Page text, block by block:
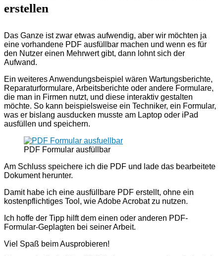
erstellen
Das Ganze ist zwar etwas aufwendig, aber wir möchten ja
eine vorhandene PDF ausfüllbar machen und wenn es für
den Nutzer einen Mehrwert gibt, dann lohnt sich der
Aufwand.
Ein weiteres Anwendungsbeispiel wären Wartungsberichte,
Reparaturformulare, Arbeitsberichte oder andere Formulare,
die man in Firmen nutzt, und diese interaktiv gestalten
möchte. So kann beispielsweise ein Techniker, ein Formular,
was er bislang ausducken musste am Laptop oder iPad
ausfüllen und speichern.
PDF Formular ausfüllbar
Am Schluss speichere ich die PDF und lade das bearbeitete
Dokument herunter.
Damit habe ich eine ausfüllbare PDF erstellt, ohne ein
kostenpflichtiges Tool, wie Adobe Acrobat zu nutzen.
Ich hoffe der Tipp hilft dem einen oder anderen PDF-
Formular-Geplagten bei seiner Arbeit.
Viel Spaß beim Ausprobieren!